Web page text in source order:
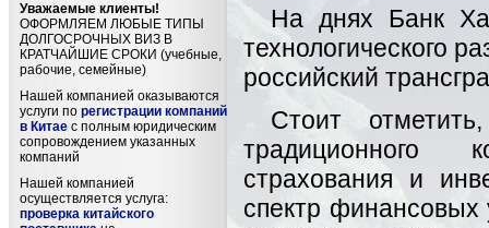
Уважаемые клиенты!
ОФОРМЛЯЕМ ЛЮБЫЕ ТИПЫ
ДОЛГОСРОЧНЫХ ВИЗ В
КРАТЧАЙШИЕ СРОКИ (учебные,
рабочие, семейные)
Нашей компанией оказываются
услуги по регистрации компаний
в Китае с полным юридическим
сопровождением указанных
компаний
Нашей компанией
осуществляется услуга:
проверка китайского
На днях Банк
технологического
российский
Стоит
традиционного
страхования и
спектр финансовых